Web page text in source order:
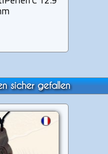
sicher gefallen